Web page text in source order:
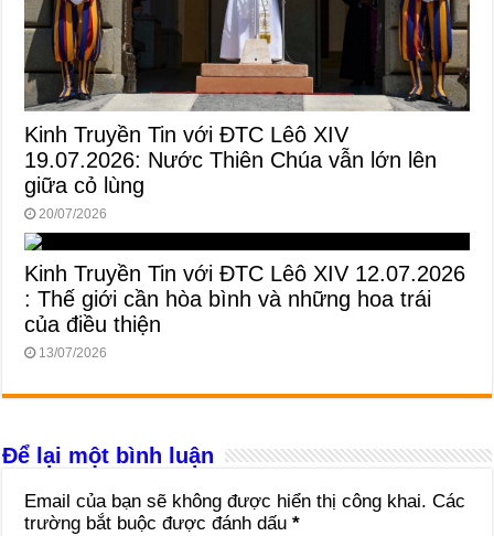
Kinh Truyền Tin với ĐTC Lêô XIV
19.07.2026: Nước Thiên Chúa vẫn lớn lên
giữa cỏ lùng
20/07/2026
Kinh Truyền Tin với ĐTC Lêô XIV 12.07.2026
: Thế giới cần hòa bình và những hoa trái
của điều thiện
13/07/2026
Để lại một bình luận
Email của bạn sẽ không được hiển thị công khai. Các
trường bắt buộc được đánh dấu*